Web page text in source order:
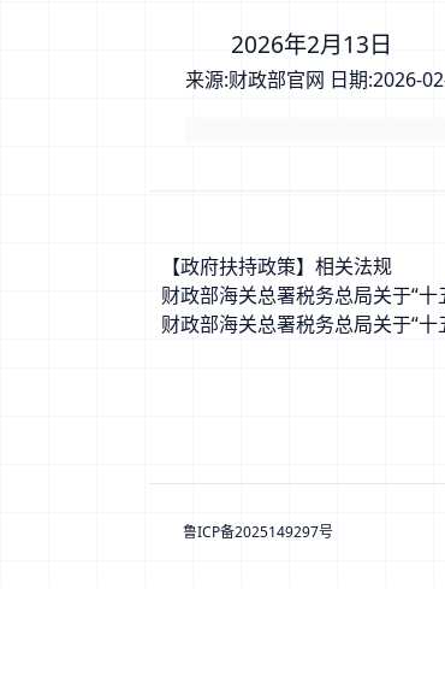
2026年2月13日
来源:财政部官网 日期:2026-
【政府扶持政策】相关法规
财政部海关总署税务总局关于“
财政部海关总署税务总局关于“
鲁ICP备2025149297号